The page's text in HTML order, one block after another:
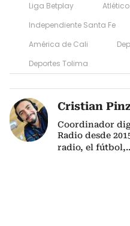
Liga Betplay
Independiente Santa Fe
América de Cali
Deportes Tolima
Cristian
Coordinador
Radio desde
radio, el fútbol,